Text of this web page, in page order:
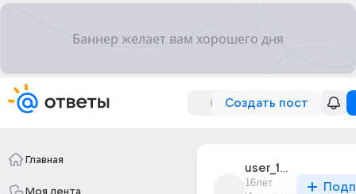
Создать пост
Главная
Моя лента
user_12178590
16лет